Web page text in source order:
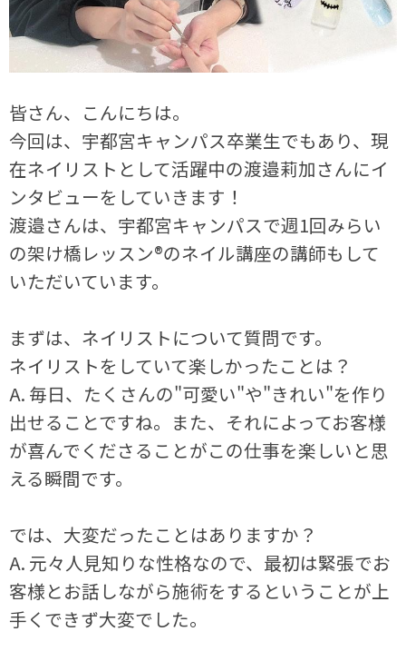
皆さん、こんにちは。
今回は、宇都宮キャンパス卒業生でもあり、現
在ネイリストとして活躍中の渡邉莉加さんにイ
ンタビューをしていきます！
渡邉さんは、宇都宮キャンパスで週1回みらい
の架け橋レッスン®のネイル講座の講師もして
いただいています。
まずは、ネイリストについて質問です。
ネイリストをしていて楽しかったことは？
A. 毎日、たくさんの"可愛い"や"きれい"を作り
出せることですね。また、それによってお客様
が喜んでくださることがこの仕事を楽しいと思
える瞬間です。
では、大変だったことはありますか？
A. 元々人見知りな性格なので、最初は緊張でお
客様とお話しながら施術をするということが上
手くできず大変でした。